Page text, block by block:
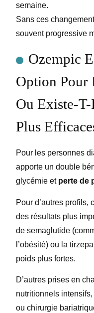
semaine.
Sans ces
souvent progressive
Ozempic
Option Pour
Ou Existe-
Plus
Pour les personnes
apporte un double
glycémie et perte de
Pour d’autres profils,
des résultats plus
de semaglutide
l’obésité) ou la
poids plus fortes.
D’autres prises en
nutritionnels
ou chirurgie